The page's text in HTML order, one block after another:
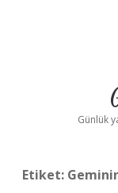
Günlük
Etiket: